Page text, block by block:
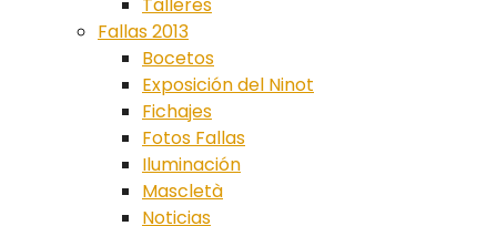
Fallas 2013
Bocetos
Exposición del Ninot
Fichajes
Fotos Fallas
Iluminación
Mascletà
Noticias